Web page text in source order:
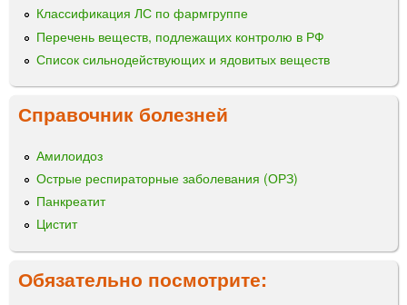
Классификация ЛС по фармгруппе
Перечень веществ, подлежащих контролю в РФ
Список сильнодействующих и ядовитых веществ
Справочник болезней
Амилоидоз
Острые респираторные заболевания (ОРЗ)
Панкреатит
Цистит
Обязательно посмотрите: